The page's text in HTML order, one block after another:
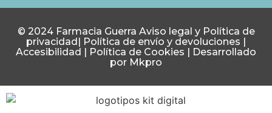
© 2024 Farmacia Guerra Aviso legal y Política de
privacidad| Política de envío y devoluciones |
Accesibilidad | Política de Cookies | Desarrollado
por Mkpro